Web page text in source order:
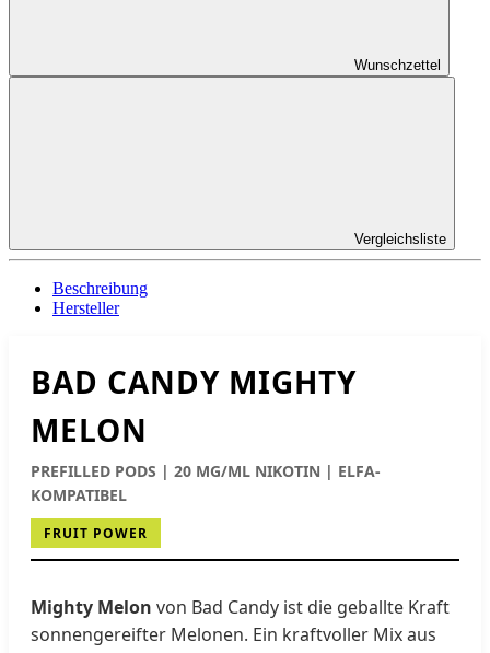
Wunschzettel
Vergleichsliste
Beschreibung
Hersteller
BAD CANDY MIGHTY
MELON
PREFILLED PODS | 20 MG/ML NIKOTIN | ELFA-
KOMPATIBEL
FRUIT POWER
Mighty Melon von Bad Candy ist die geballte Kraft
sonnengereifter Melonen. Ein kraftvoller Mix aus